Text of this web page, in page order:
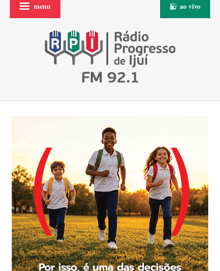
menu ao vivo